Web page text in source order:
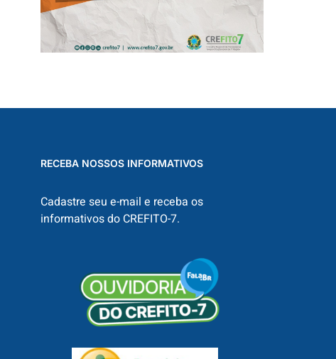
RECEBA NOSSOS INFORMATIVOS
Cadastre seu e-mail e receba os
informativos do CREFITO-7.